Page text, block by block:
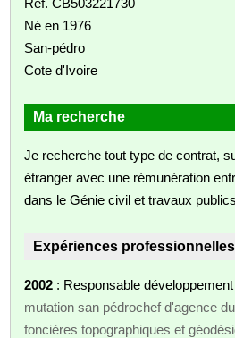
Né en 1976
San-pédro
Cote d'Ivoire
Ma recherche
Je recherche tout type de contrat,
étranger avec une rémunération
dans le Génie civil et travaux
Expériences professionnelles
2002 : Responsable
mutation san pédrochef d'agence
foncières topographiques et